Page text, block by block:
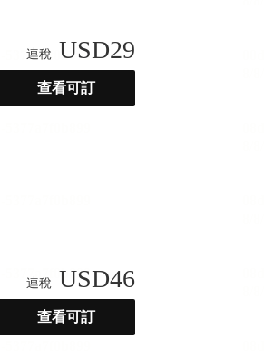
連稅 USD29
查看可訂
連稅 USD46
查看可訂